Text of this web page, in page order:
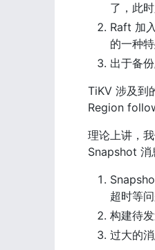
了，此
Raft 加
的一种特
出于备
TiKV 涉及到
Region
理论上讲，
Snapshot 消
超时等问
构建待
过大的